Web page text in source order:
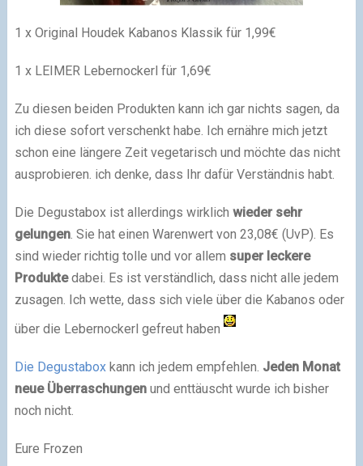
1 x Original Houdek Kabanos Klassik für 1,99€
1 x LEIMER Lebernockerl für 1,69€
Zu diesen beiden Produkten kann ich gar nichts sagen, da
ich diese sofort verschenkt habe. Ich ernähre mich jetzt
schon eine längere Zeit vegetarisch und möchte das nicht
ausprobieren. ich denke, dass Ihr dafür Verständnis habt.
Die Degustabox ist allerdings wirklich wieder sehr
gelungen. Sie hat einen Warenwert von 23,08€ (UvP). Es
sind wieder richtig tolle und vor allem super leckere
Produktedabei. Es ist verständlich, dass nicht alle jedem
zusagen. Ich wette, dass sich viele über die Kabanos oder
über die Lebernockerl gefreut haben
Die Degustaboxkann ich jedem empfehlen. Jeden Monat
neue Überraschungenund enttäuscht wurde ich bisher
noch nicht.
Eure Frozen